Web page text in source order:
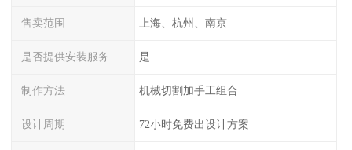
售卖范围 上海、杭州、南京
是否提供安装服务 是
制作方法 机械切割加手工组合
设计周期 72小时免费出设计方案